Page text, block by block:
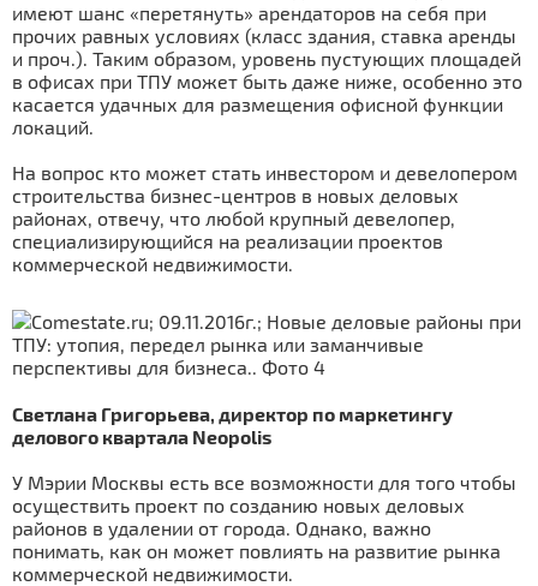
имеют шанс «перетянуть» арендаторов на себя при
прочих равных условиях (класс здания, ставка аренды
и проч.). Таким образом, уровень пустующих площадей
в офисах при ТПУ может быть даже ниже, особенно это
касается удачных для размещения офисной функции
локаций.
На вопрос кто может стать инвестором и девелопером
строительства бизнес-центров в новых деловых
районах, отвечу, что любой крупный девелопер,
специализирующийся на реализации проектов
коммерческой недвижимости.
Светлана Григорьева, директор по маркетингу
делового квартала Neopolis
У Мэрии Москвы есть все возможности для того чтобы
осуществить проект по созданию новых деловых
районов в удалении от города. Однако, важно
понимать, как он может повлиять на развитие рынка
коммерческой недвижимости.